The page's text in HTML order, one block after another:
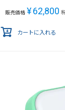
販売価格 ¥62,800
カートに入れる